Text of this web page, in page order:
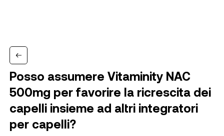
Posso assumere Vitaminity NAC
500mg per favorire la ricrescita dei
capelli insieme ad altri integratori
per capelli?